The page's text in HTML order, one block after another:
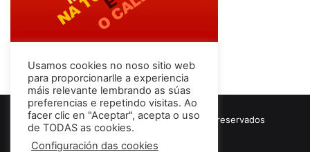
© Copyright 2026, Todos los derechos reservados
Términos & Condiciones
Usamos cookies no noso sitio web
para proporcionarlle a experiencia
máis relevante lembrando as súas
preferencias e repetindo visitas. Ao
facer clic en "Aceptar", acepta o uso
de TODAS as cookies.
Configuración das cookies